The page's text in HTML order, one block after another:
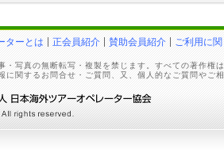
ターとは 正会員紹介 賛助会員紹介 ご利用に
・写真の無断転写・複製を禁じます。すべての著作権
に関するお問合せ・ご質問、又、個人的なご質問やご